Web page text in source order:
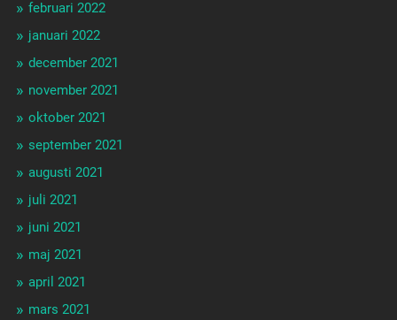
februari 2022
januari 2022
december 2021
november 2021
oktober 2021
september 2021
augusti 2021
juli 2021
juni 2021
maj 2021
april 2021
mars 2021